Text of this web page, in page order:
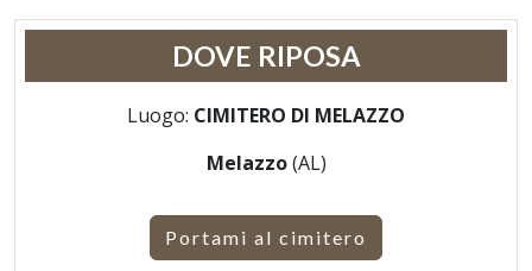
DOVE RIPOSA
Luogo: CIMITERO DI MELAZZO
Melazzo(AL)
Portami al cimitero